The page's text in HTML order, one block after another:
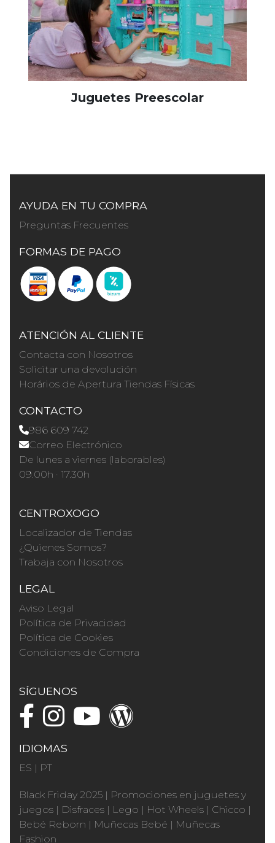
Juguetes Preescolar
AYUDA EN TU COMPRA
Preguntas Frecuentes
FORMAS DE PAGO
ATENCIÓN AL CLIENTE
Contacta con Nosotros
Solicitar una devolución
Horários de Apertura Tiendas Físicas
CONTACTO
986 609 742
Correo Electrónico
De lunes a viernes (laborables)
09.00h · 17.30h
CENTROXOGO
Localizador de Tiendas
¿Quienes Somos?
Trabaja con Nosotros
LEGAL
Aviso Legal
Política de Privacidad
Política de Cookies
Condiciones de Compra
SÍGUENOS
IDIOMAS
ES | PT
Black Friday 2025 | Promociones en juguetes y
juegos | Disfraces | Lego | Hot Wheels | Chicco |
Bebé Reborn | Muñecas Bebé | Muñecas
Fashion